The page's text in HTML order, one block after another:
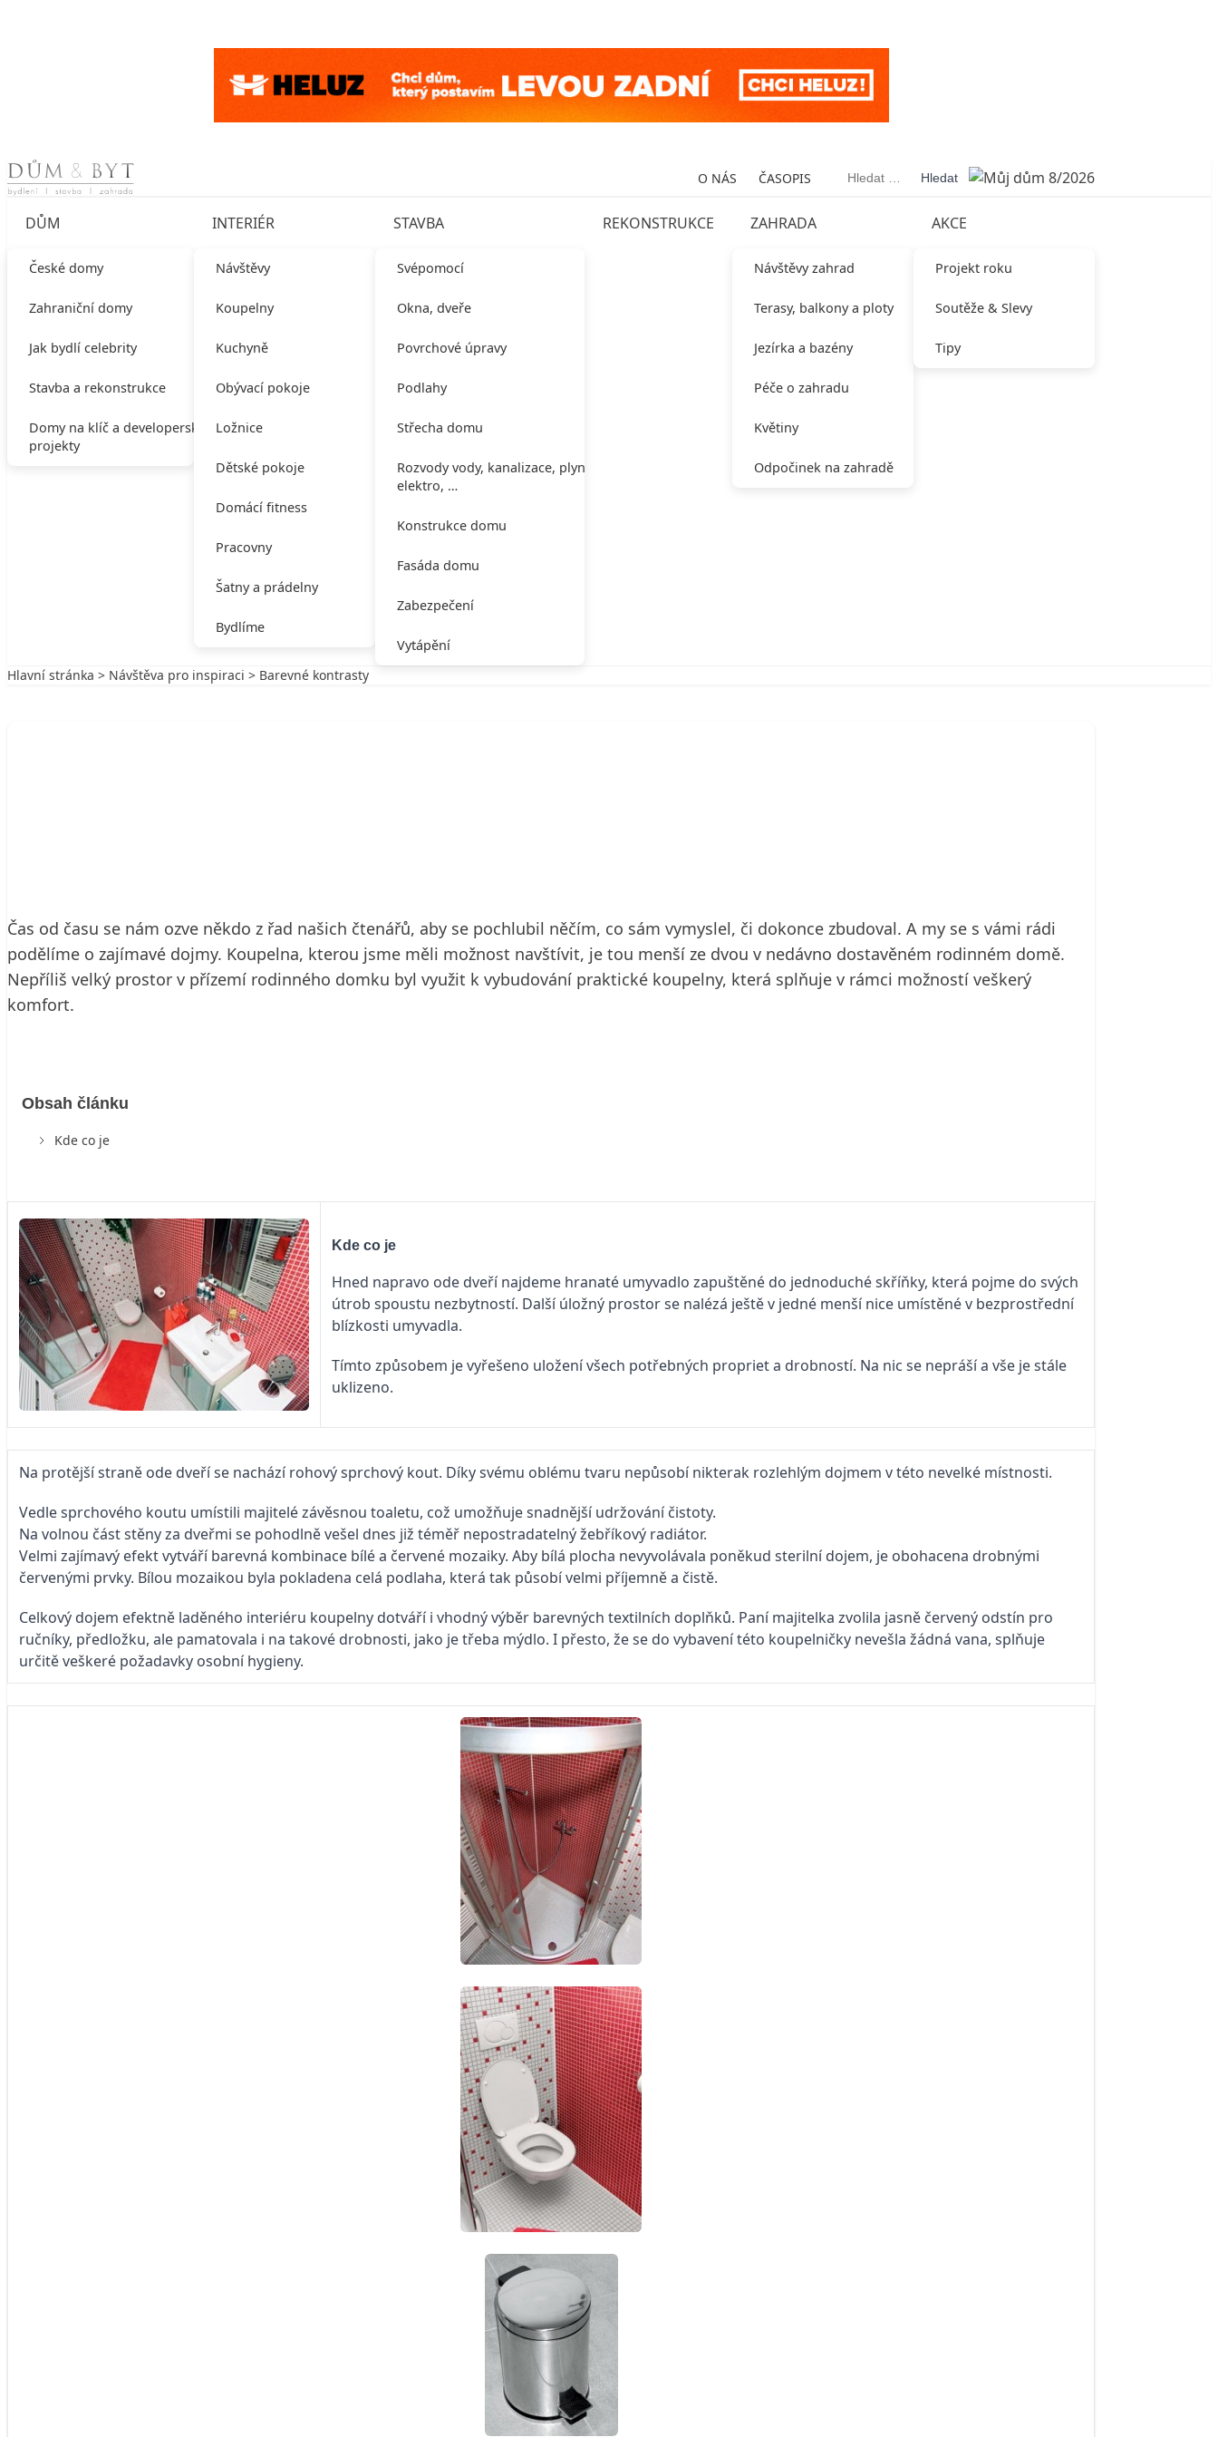
Skip to content O NÁS ČASOPIS Vyhledávání
DŮM
České domy
Zahraniční domy
Jak bydlí celebrity
Stavba a rekonstrukce
Domy na klíč a developerské
projekty
INTERIÉR
Návštěvy
Koupelny
Kuchyně
Obývací pokoje
Ložnice
Dětské pokoje
Domácí fitness
Pracovny
Šatny a prádelny
Bydlíme
STAVBA
Svépomocí
Okna, dveře
Povrchové úpravy
Podlahy
Střecha domu
Rozvody vody, kanalizace, plynu,
elektro, …
Konstrukce domu
Fasáda domu
Zabezpečení
Vytápění
REKONSTRUKCE ZAHRADA
Návštěvy zahrad
Terasy, balkony a ploty
Jezírka a bazény
Péče o zahradu
Květiny
Odpočinek na zahradě
AKCE
Projekt roku
Soutěže & Slevy
Tipy
Hlavní stránka > Návštěva pro inspiraci > Barevné kontrasty
Čas od času se nám ozve někdo z řad našich čtenářů, aby se pochlubil něčím, co sám vymyslel, či dokonce zbudoval. A my se s vámi rádi
podělíme o zajímavé dojmy. Koupelna, kterou jsme měli možnost navštívit, je tou menší ze dvou v nedávno dostavěném rodinném domě.
Nepříliš velký prostor v přízemí rodinného domku byl využit k vybudování praktické koupelny, která splňuje v rámci možností veškerý
komfort.
Obsah článku
Kde co je
Kde co je
Hned napravo ode dveří najdeme hranaté umyvadlo zapuštěné do jednoduché skříňky, která pojme do svých
útrob spoustu nezbytností. Další úložný prostor se nalézá ještě v jedné menší nice umístěné v bezprostřední
blízkosti umyvadla.
Tímto způsobem je vyřešeno uložení všech potřebných propriet a drobností. Na nic se nepráší a vše je stále
uklizeno.
Na protější straně ode dveří se nachází rohový sprchový kout. Díky svému oblému tvaru nepůsobí nikterak rozlehlým dojmem v této nevelké místnosti.
Vedle sprchového koutu umístili majitelé závěsnou toaletu, což umožňuje snadnější udržování čistoty.
Na volnou část stěny za dveřmi se pohodlně vešel dnes již téměř nepostradatelný žebříkový radiátor.
Velmi zajímavý efekt vytváří barevná kombinace bílé a červené mozaiky. Aby bílá plocha nevyvolávala poněkud sterilní dojem, je obohacena drobnými
červenými prvky. Bílou mozaikou byla pokladena celá podlaha, která tak působí velmi příjemně a čistě.
Celkový dojem efektně laděného interiéru koupelny dotváří i vhodný výběr barevných textilních doplňků. Paní majitelka zvolila jasně červený odstín pro
ručníky, předložku, ale pamatovala i na takové drobnosti, jako je třeba mýdlo. I přesto, že se do vybavení této koupelničky nevešla žádná vana, splňuje
určitě veškeré požadavky osobní hygieny.